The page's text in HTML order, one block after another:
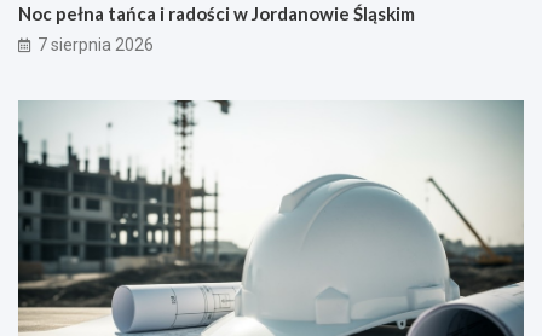
Noc pełna tańca i radości w Jordanowie Śląskim
7 sierpnia 2026